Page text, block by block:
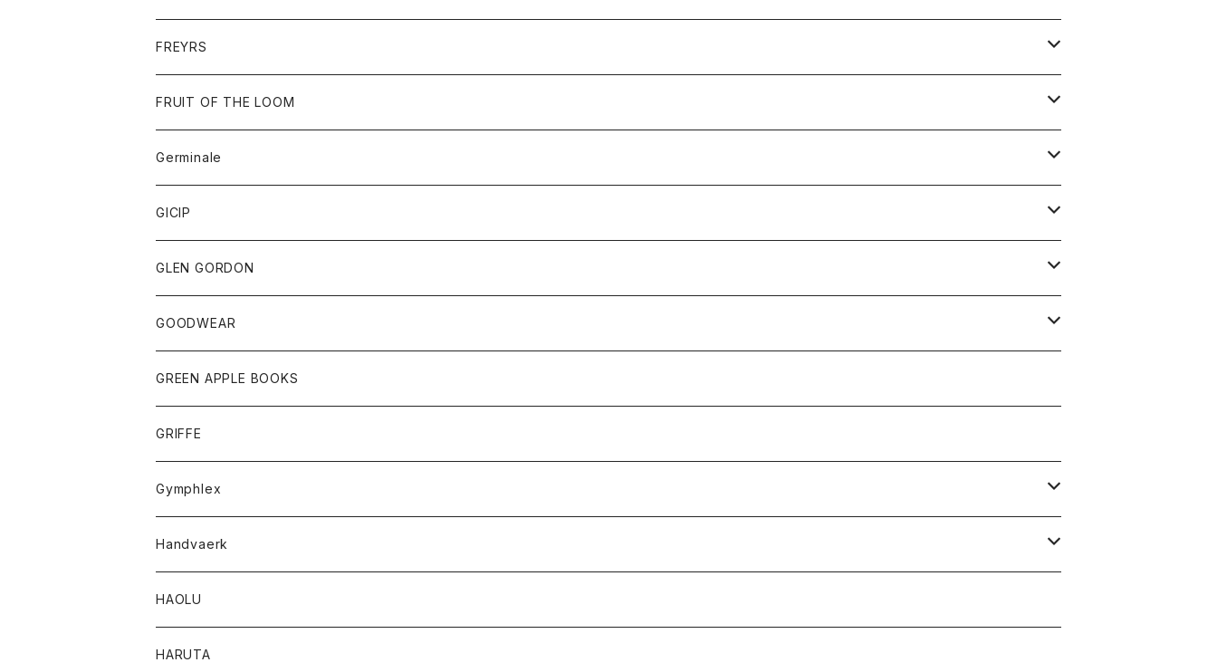
Tシャツ
ボトム
靴
アクセサリー
バッグ
FREYRS
サングラス
FRUIT OF THE LOOM
アウター
パーカー
グッズ
ネクタイ
チーフ
トップス
シャツ
タンクトップ
ボトム
ショートパンツ
スカート
レディース
スカート
Tシャツ
Germinale
靴
サンダル
GICIP
トップス
Tシャツ
GLEN GORDON
グッズ
手袋
GOODWEAR
トップス
Tシャツ
GREEN APPLE BOOKS
GRIFFE
Gymphlex
アウター
カーディガン
コート
トップス
シャツ
レディース
Handvaerk
トップス
Tシャツ
HAOLU
HARUTA